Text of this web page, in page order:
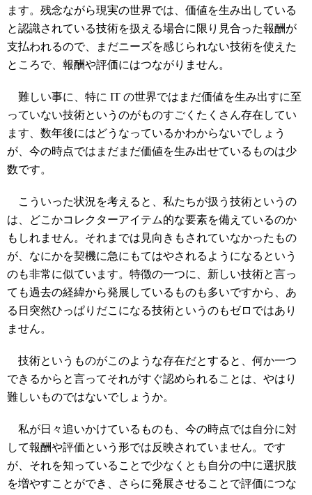
ます。残念ながら現実の世界では、価値を生み出している
と認識されている技術を扱える場合に限り見合った報酬が
支払われるので、まだニーズを感じられない技術を使えた
ところで、報酬や評価にはつながりません。
難しい事に、特に IT の世界ではまだ価値を生み出すに至
っていない技術というのがものすごくたくさん存在してい
ます、数年後にはどうなっているかわからないでしょう
が、今の時点ではまだまだ価値を生み出せているものは少
数です。
こういった状況を考えると、私たちが扱う技術というの
は、どこかコレクターアイテム的な要素を備えているのか
もしれません。それまでは見向きもされていなかったもの
が、なにかを契機に急にもてはやされるようになるという
のも非常に似ています。特徴の一つに、新しい技術と言っ
ても過去の経緯から発展しているものも多いですから、あ
る日突然ひっぱりだこになる技術というのもゼロではあり
ません。
技術というものがこのような存在だとすると、何か一つ
できるからと言ってそれがすぐ認められることは、やはり
難しいものではないでしょうか。
私が日々追いかけているものも、今の時点では自分に対
して報酬や評価という形では反映されていません。です
が、それを知っていることで少なくとも自分の中に選択肢
を増やすことができ、さらに発展させることで評価につな